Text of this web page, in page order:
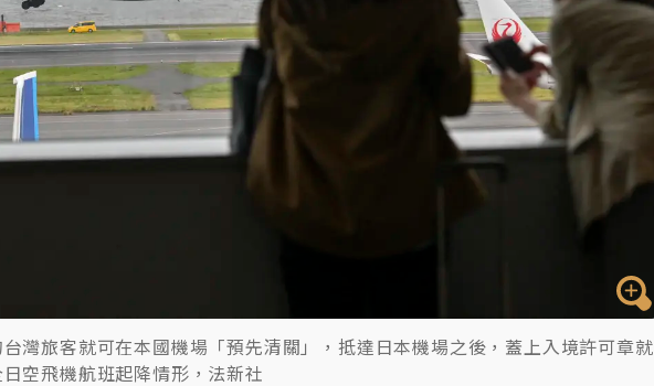
灣旅客就可在本國機場「預先清關」，抵達日本機場之後，蓋上入境許可章就
空飛機航班起降情形，法新社